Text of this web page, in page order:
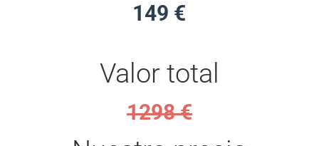
149 €
Valor total
1298 €